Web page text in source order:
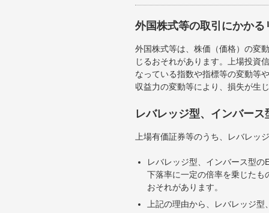
外国株式等の取引にかかる
外国株式等は、株価（価格）の変
じるおそれがあります。上場投資
なっている指数や指標等の変動等
収益力の変動等により、損失が生
レバレッジ型、インバー
上場有価証券等のうち、レバレ
レバレッジ型、インバース型
下落率に一定の倍率を乗じた
おそれがあります。
上記の理由から、レバレッジ